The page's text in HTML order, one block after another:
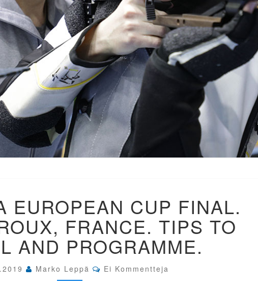
LAPUA
EUROPEAN
CUP
FINAL.
CHÂTEAUROUX,
FRANCE.
TO
TRAVEL
EUROPEAN CUP FINAL.
FRANCE. TIPS TO
AND PROGRAMME.
Marko Leppä Comments
Ei Kommentteja